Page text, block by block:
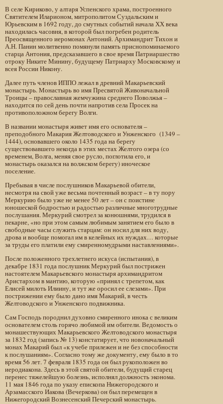
В селе Кириково, у алтаря Успенского храма, построенного
Святителем Иларионом, митрополитом Суздальским и
Юрьевским в 1692 году, до смутных событий начала ХХ века
находилась часовня, в которой был погребен родитель
Преосвященного иеромонах Антоний. Архимандрит Тихон и
А.Н. Панин молитвенно помянули память приснопоминаемого
старца Антония, предсказавшего в свое время Патриаршество
отроку Никите Минину, будущему Патриарху Московскому и
всея России Никону.
Далее путь членов ИППО лежал в древний Макарьевский
монастырь. Монастырь во имя Пресвятой Живоначальной
Троицы – православная жемчужина среднего Поволжья –
находится по сей день почти напротив села Просек на
противоположном берегу Волги.
В названии монастыря живет имя его основателя –
преподобного Макария Желтоводского и Унженского (1349 –
1444), основавшего около 1435 года на берегу
существовавшего некогда в этих местах Желтого озера (со
временем, Волга, меняя свое русло, поглотила его, и
монастырь оказался на волжском берегу) иноческое
поселение.
Пребывая в числе послушников Макарьевой обители,
несмотря на свой уже весьма почтенный возраст – в ту пору
Меркурию было уже не менее 50 лет – он с поистине
юношеской бодростью и радостью различные многотрудные
послушания. Меркурий смотрел за конюшнями, трудился в
пекарне, «но при этом самым любимым занятием его было в
свободные часы служить старцам: он носил для них воду,
дрова и вообще помогал им в келейных их нуждах… которые
за труды его платили ему смиренномудрыми наставлениями».
После положенного трехлетнего искуса (испытания), в
декабре 1831 года послушник Меркурий был пострижен
настоятелем Макарьевского монастыря архимандритом
Аристархом в мантию, которую «принял с трепетом, как
Елисей милоть Илиину, и тут же оросил ее слезами». При
пострижении ему было дано имя Макарий, в честь
Желтоводского и Унженского подвижника.
Сам Господь породнил духовно смиренного инока с великим
основателем столь горячо любимой им обители. Ведомость о
монашествующих Макарьевского Желтоводского монастыря
за 1832 год (запись № 13) констатирует, что новоначальный
монах Макарий был «к учебе прилежен и не без способности
к послушаниям». Согласно тому же документу, ему было в то
время 56 лет. 7 февраля 1835 года он был рукоположен во
иеродиакона. Здесь в этой святой обители, будущий старец
перенес тяжелейшую болезнь, исполнял должность эконома.
11 мая 1846 года по указу епископа Нижегородского и
Арзамасского Иакова (Вечеркова) он был перемещен в
Нижегородский Вознесенский Печерский монастырь.